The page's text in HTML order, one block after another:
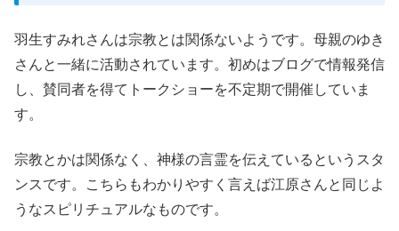
羽生すみれさんは宗教とは関係ないようです。母親のゆき
さんと一緒に活動されています。初めはブログで情報発信
し、賛同者を得てトークショーを不定期で開催していま
す。
宗教とかは関係なく、神様の言霊を伝えているというスタ
ンスです。こちらもわかりやすく言えば江原さんと同じよ
うなスピリチュアルなものです。